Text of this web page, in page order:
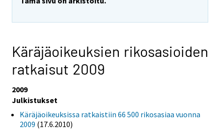
Käräjäoikeuksien rikosasioiden
ratkaisut 2009
2009
Julkistukset
Käräjäoikeuksissa ratkaistiin 66 500 rikosasiaa vuonna
2009 (17.6.2010)